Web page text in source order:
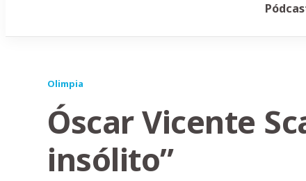
Olimpia
Óscar Vicente
insólito”